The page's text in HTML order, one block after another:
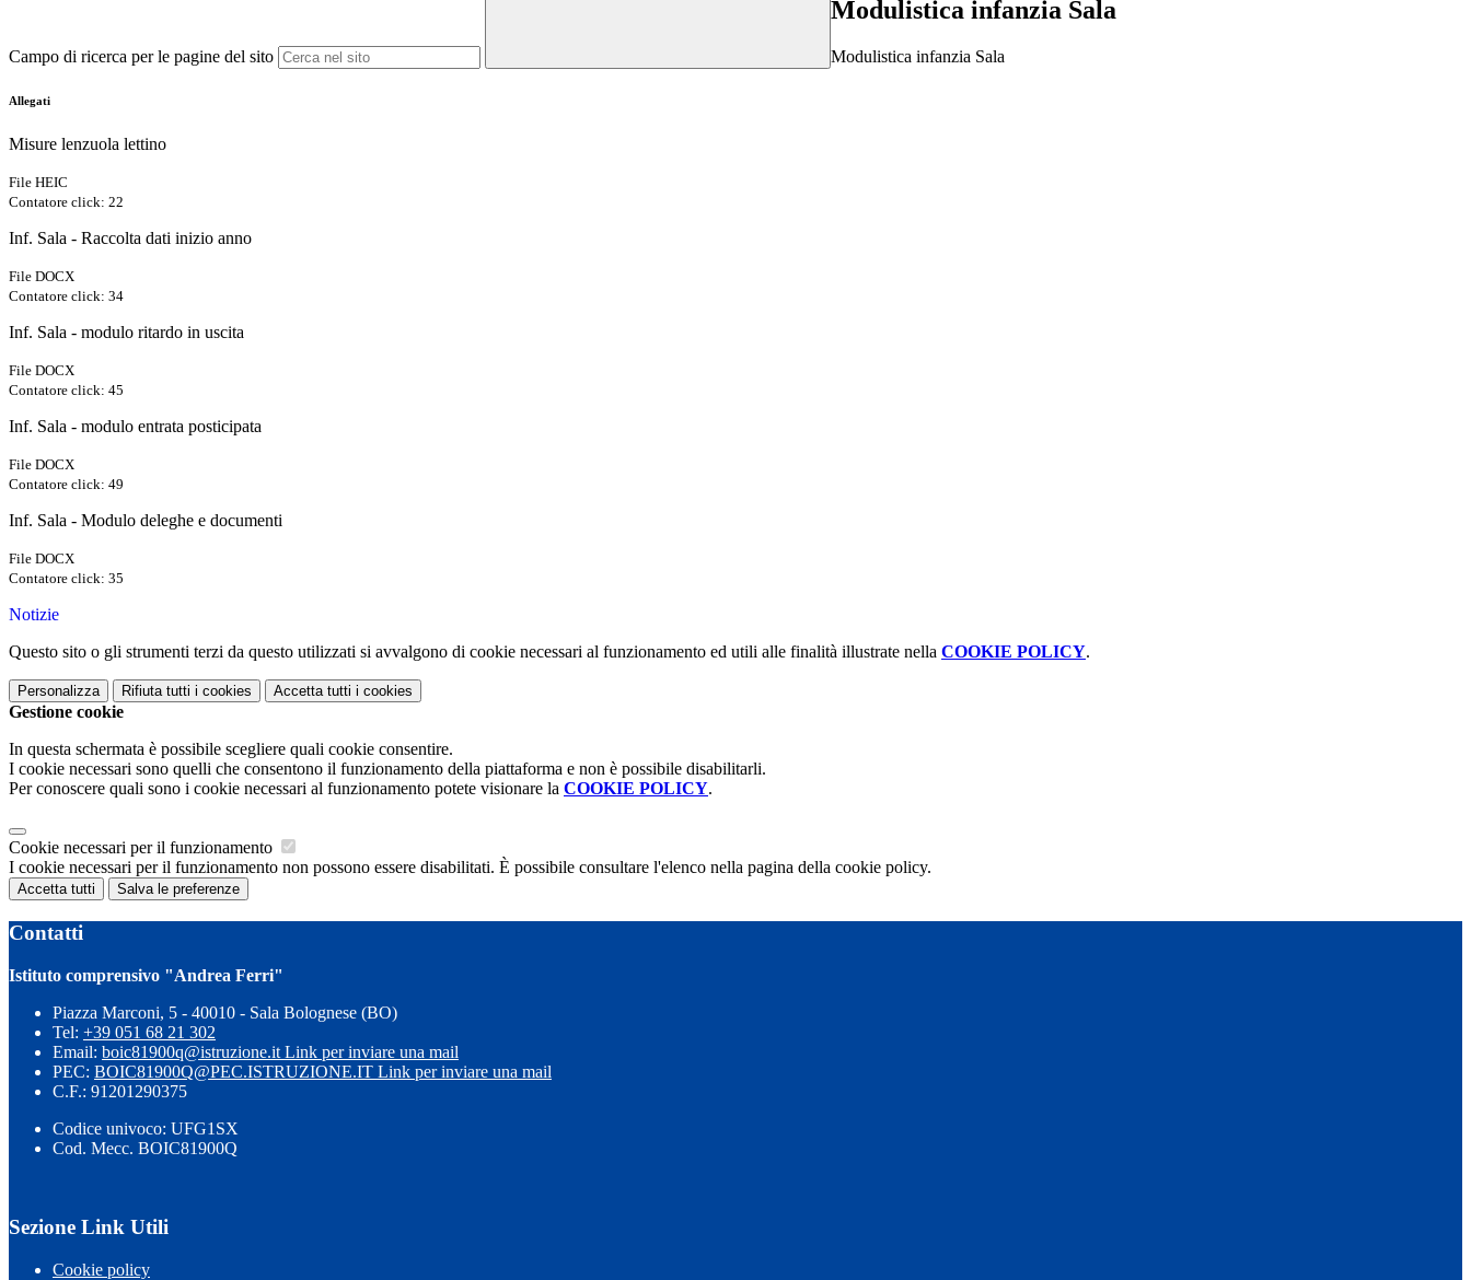
Campo di ricerca per le pagine del sito
Modulistica infanzia Sala
Modulistica infanzia Sala
Allegati
Misure lenzuola lettino
File HEIC
Contatore click: 22
Inf. Sala - Raccolta dati inizio anno
File DOCX
Contatore click: 34
Inf. Sala - modulo ritardo in uscita
File DOCX
Contatore click: 45
Inf. Sala - modulo entrata posticipata
File DOCX
Contatore click: 49
Inf. Sala - Modulo deleghe e documenti
File DOCX
Contatore click: 35
Notizie
Questo sito o gli strumenti terzi da questo utilizzati si avvalgono di cookie necessari al funzionamento ed utili alle finalità illustrate nella COOKIE POLICY.
Personalizza Rifiuta tutti i cookies Accetta tutti i cookies
Gestione cookie
In questa schermata è possibile scegliere quali cookie consentire.
I cookie necessari sono quelli che consentono il funzionamento della piattaforma e non è possibile disabilitarli.
Per conoscere quali sono i cookie necessari al funzionamento potete visionare la COOKIE POLICY.
Cookie necessari per il funzionamento
I cookie necessari per il funzionamento non possono essere disabilitati. È possibile consultare l'elenco nella pagina della cookie policy.
Accetta tutti Salva le preferenze
Contatti
Istituto comprensivo "Andrea Ferri"
Piazza Marconi, 5 - 40010 - Sala Bolognese (BO)
Tel: +39 051 68 21 302
Email: boic81900q@istruzione.it Link per inviare una mail
PEC: BOIC81900Q@PEC.ISTRUZIONE.IT Link per inviare una mail
C.F.: 91201290375
Codice univoco: UFG1SX
Cod. Mecc. BOIC81900Q
Sezione Link Utili
Cookie policy